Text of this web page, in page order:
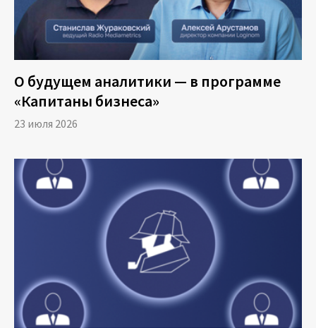
О будущем аналитики — в программе
«Капитаны бизнеса»
23 июля 2026